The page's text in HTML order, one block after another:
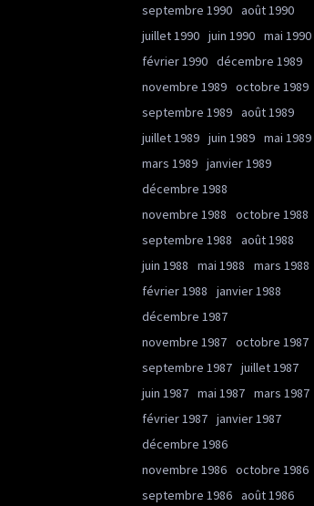
septembre 1990 août 1990
juillet 1990 juin 1990 mai 1990
février 1990 décembre 1989
novembre 1989 octobre 1989
septembre 1989 août 1989
juillet 1989 juin 1989 mai 1989
mars 1989 janvier 1989
décembre 1988
novembre 1988
octobre 1988
septembre 1988
août 1988
juin 1988
mai 1988
mars 1988
février 1988
janvier 1988
décembre 1987
novembre 1987 octobre 1987
septembre 1987 juillet 1987
juin 1987 mai 1987 mars 1987
février 1987 janvier 1987
décembre 1986
novembre 1986 octobre 1986
septembre 1986 août 1986